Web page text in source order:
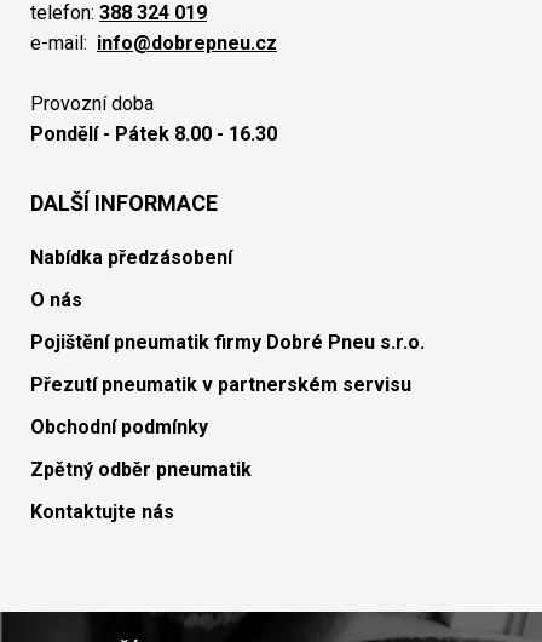
telefon: 388 324 019
e-mail: info@dobrepneu.cz
Provozní doba
Pondělí - Pátek 8.00 - 16.30
DALŠÍ INFORMACE
Nabídka předzásobení
O nás
Pojištění pneumatik firmy Dobré Pneu s.r.o.
Přezutí pneumatik v partnerském servisu
Obchodní podmínky
Zpětný odběr pneumatik
Kontaktujte nás